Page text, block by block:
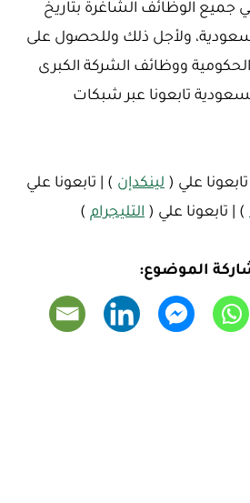
جميع الوظائف الشاغرة بتاريخ
ولأجل ذلك وللحصول على
ووظائف الشركة الكبرى
تابعونا عبر شبكات
علي ( لينكدإن ) | تابعونا علي
) | تابعونا علي ( التليجرام )
الموضوع: